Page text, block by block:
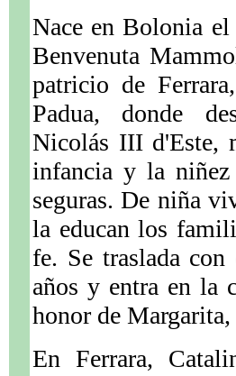
Nace en Bolonia
Benvenuta
patricio de
Padua, donde
Nicolás III d'Este,
infancia y la niñez
seguras. De niña
la educan los
fe. Se traslada
años y entra en la
honor de
En Ferrara,